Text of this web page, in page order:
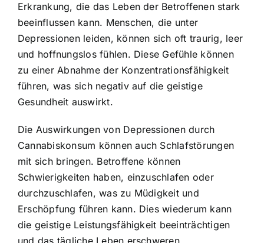
Erkrankung, die das Leben der Betroffenen stark
beeinflussen kann. Menschen, die unter
Depressionen leiden, können sich oft traurig, leer
und hoffnungslos fühlen. Diese Gefühle können
zu einer Abnahme der Konzentrationsfähigkeit
führen, was sich negativ auf die geistige
Gesundheit auswirkt.
Die Auswirkungen von Depressionen durch
Cannabiskonsum können auch Schlafstörungen
mit sich bringen. Betroffene können
Schwierigkeiten haben, einzuschlafen oder
durchzuschlafen, was zu Müdigkeit und
Erschöpfung führen kann. Dies wiederum kann
die geistige Leistungsfähigkeit beeinträchtigen
und das tägliche Leben erschweren.